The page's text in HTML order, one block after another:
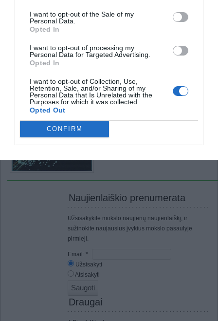
I want to opt-out of the Sale of my
Personal Data.
Opted In
I want to opt-out of processing my
Personal Data for Targeted Advertising.
Opted In
I want to opt-out of Collection, Use,
Retention, Sale, and/or Sharing of my
Personal Data that Is Unrelated with the
Purposes for which it was collected.
Opted Out
CONFIRM
protonams sudurti. Subatominės dalelės
apvaliame 27 kilometrų ilgio tunelyje.
Mokslininkai priėjo paskutinę Higso bozono
pasislėpti. Ši dalis – elementarioji dalelė,
priešpriešinių srautų greitintuvu netoli
Naujienlaiškio prenumerata
Užsisakykite mokslo naujienų naujienlaiškį, ir
sužinokite naujausius įvykius mokslo pasaulyje
pirmieji.
Email: *
Užsisakyti
Atsisakyti
Draugai